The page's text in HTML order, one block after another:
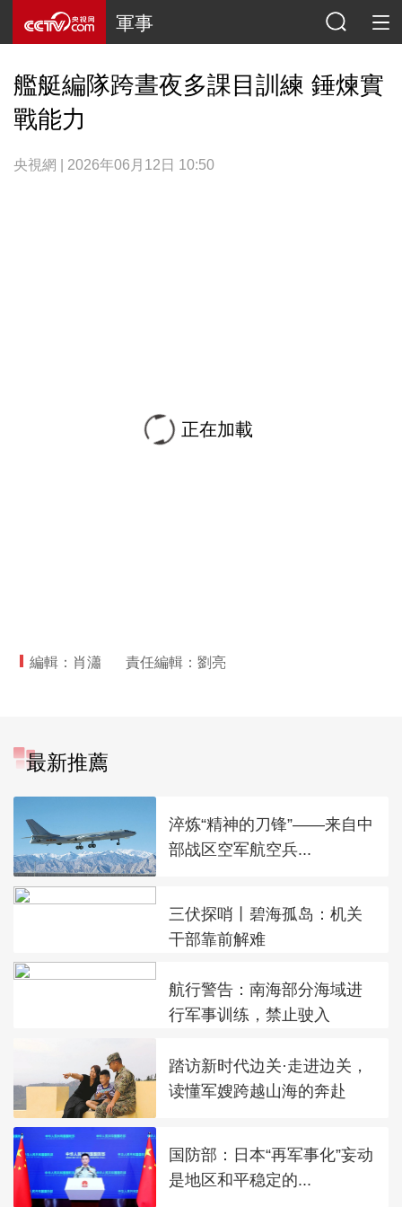
軍事
艦艇編隊跨晝夜多課目訓練 錘煉實
戰能力
央視網 | 2026年06月12日 10:50
正在加載
編輯：肖瀟 責任編輯：劉亮
最新推薦
淬炼“精神的刀锋”——来自中
部战区空军航空兵...
三伏探哨丨碧海孤岛：机关
干部靠前解难
航行警告：南海部分海域进
行军事训练，禁止驶入
踏访新时代边关·走进边关，
读懂军嫂跨越山海的奔赴
国防部：日本“再军事化”妄动
是地区和平稳定的...